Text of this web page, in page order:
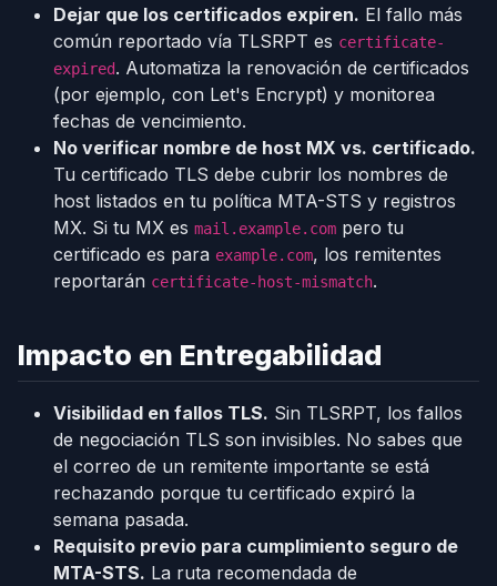
Dejar que los certificados expiren. El fallo más
común reportado vía TLSRPT es certificate-
expired. Automatiza la renovación de certificados
(por ejemplo, con Let's Encrypt) y monitorea
fechas de vencimiento.
No verificar nombre de host MX vs. certificado.
Tu certificado TLS debe cubrir los nombres de
host listados en tu política MTA-STS y registros
MX. Si tu MX es mail.example.com pero tu
certificado es para example.com, los remitentes
reportarán certificate-host-mismatch.
Impacto en Entregabilidad
Visibilidad en fallos TLS. Sin TLSRPT, los fallos
de negociación TLS son invisibles. No sabes que
el correo de un remitente importante se está
rechazando porque tu certificado expiró la
semana pasada.
Requisito previo para cumplimiento seguro de
MTA-STS. La ruta recomendada de